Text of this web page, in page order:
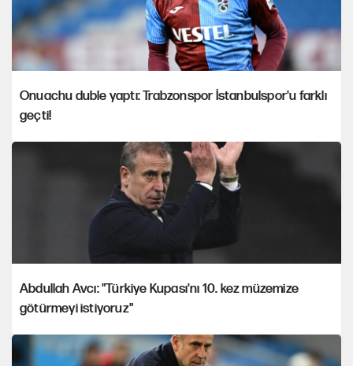
Onuachu duble yaptı: Trabzonspor İstanbulspor'u farklı
geçti!
Abdullah Avcı: "Türkiye Kupası'nı 10. kez müzemize
götürmeyi istiyoruz"